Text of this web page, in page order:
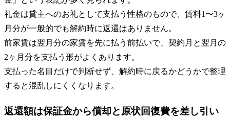
礼金は貸主へのお礼として支払う性格のもので、賃料1〜3ヶ
月分が一般的でも解約時に返還はありません。
前家賃は翌月分の家賃を先に払う前払いで、契約月と翌月の
2ヶ月分を支払う形がよくあります。
支払った名目だけで判断せず、解約時に戻るかどうかで整理
すると混乱しにくくなります。
返還額は保証金から償却と原状回復費を差し引い